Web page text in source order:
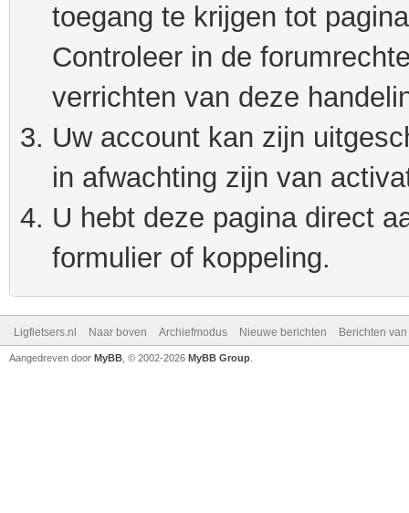
toegang te krijgen tot
Controleer in de
verrichten van deze
Uw account kan zijn
in afwachting zijn van
U hebt deze pagina direct
formulier of koppeling.
Ligfietsers.nl Naar boven Archiefmodus Nieuwe berichten Berichten
Aangedreven door MyBB , © 2002-2026 MyBB Group